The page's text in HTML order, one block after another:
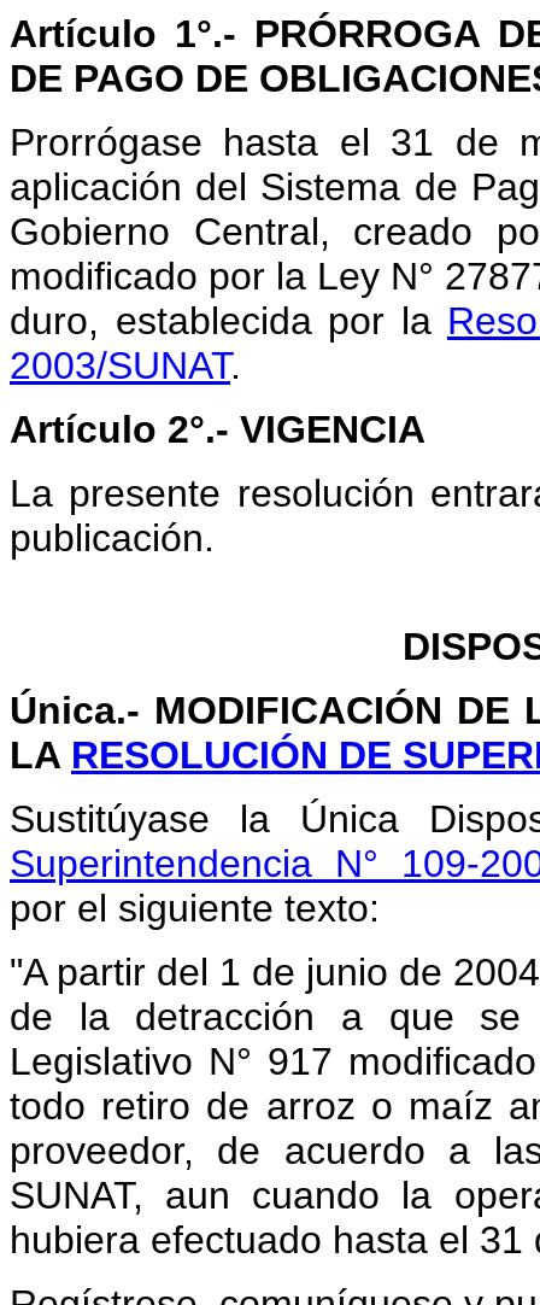
Artículo 1°.- PRÓRROGA
DE PAGO DE
Prorrógase hasta el 31 de
aplicación del Sistema de
Gobierno Central, creado
modificado por la Ley N°
duro, establecida por la
2003/SUNAT.
Artículo 2°.- VIGENCIA
La presente resolución
publicación.
Única.- MODIFICACIÓN DE
LA RESOLUCIÓN DE
Sustitúyase la Única
Superintendencia N° 109-
por el siguiente texto:
"A partir del 1 de junio de
de la detracción a que se
Legislativo N° 917
todo retiro de arroz o maíz
proveedor, de acuerdo a
SUNAT, aun cuando la
hubiera efectuado hasta el 31